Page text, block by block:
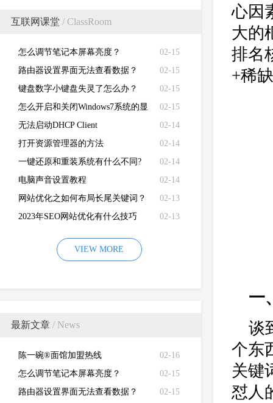
互联网课堂 / ClassRoom
02-15
怎么调节笔记本屏幕亮度？
02-15
路由器设置界面无法查看数据？
02-15
键盘数字小键盘失灵了怎么办？
02-15
怎么开启和关闭Windows7系统的显
卡硬件加速功能
02-14
无法启动DHCP Client
02-14
打开资源管理器的方法
02-14
一键还原和重装系统有什么不同?
02-14
电脑声音设置教程
02-13
网站优化之如何布局长尾关键词？
02-13
2023年SEO网站优化有什么技巧
VIEW MORE
最新文章 / News
02-16
陈一碗®面馆加盟热线
02-15
怎么调节笔记本屏幕亮度？
02-15
路由器设置界面无法查看数据？
心因
大的
排名
+稀
一
谈
个东
关键
怼人